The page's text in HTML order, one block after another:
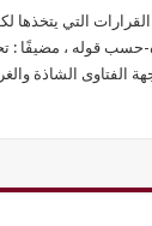
التي يتخذها
حسب قوله ، مضيفًا :
الفتاوى الشاذة